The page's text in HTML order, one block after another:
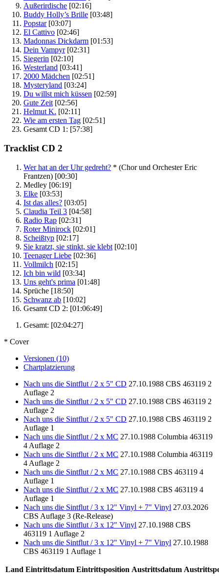
Außerirdische [02:16]
Buddy Holly’s Brille [03:48]
Popstar [03:07]
El Cattivo [02:46]
Madonnas Dickdarm [01:53]
Dein Vampyr [02:31]
Siegerin [02:10]
Westerland [03:41]
2000 Mädchen [02:51]
Mysteryland [03:24]
Du willst mich küssen [02:59]
Gute Zeit [02:56]
Helmut K. [02:11]
Wie am ersten Tag [02:51]
Gesamt CD 1: [57:38]
Tracklist CD 2
Wer hat an der Uhr gedreht? * (Chor und Orchester Eric
Frantzen) [00:30]
Medley [06:19]
Elke [03:53]
Ist das alles? [03:05]
Claudia Teil 3 [04:58]
Radio Rap [02:31]
Roter Minirock [02:01]
Scheißtyp [02:17]
Sie kratzt, sie stinkt, sie klebt [02:10]
Teenager Liebe [02:36]
Vollmilch [02:15]
Ich bin wild [03:34]
Uns geht's prima [01:48]
Sprüche [18:50]
Schwanz ab [10:02]
Gesamt CD 2: [01:06:49]
Gesamt: [02:04:27]
* Cover
Versionen (10)
Chartplatzierung
Nach uns die Sintflut / 2 x 5" CD 27.10.1988 CBS 463119 2
Auflage 2
Nach uns die Sintflut / 2 x 5" CD 27.10.1988 CBS 463119 2
Auflage 2
Nach uns die Sintflut / 2 x 5" CD 27.10.1988 CBS 463119 2
Auflage 1
Nach uns die Sintflut / 2 x MC 27.10.1988 Columbia 463119
4 Auflage 2
Nach uns die Sintflut / 2 x MC 27.10.1988 Columbia 463119
4 Auflage 2
Nach uns die Sintflut / 2 x MC 27.10.1988 CBS 463119 4
Auflage 1
Nach uns die Sintflut / 2 x MC 27.10.1988 CBS 463119 4
Auflage 1
Nach uns die Sintflut / 3 x 12" Vinyl + 7" Vinyl 27.03.2026
CBS Auflage 3 (Re-Release)
Nach uns die Sintflut / 3 x 12" Vinyl 27.10.1988 CBS
463119 1 Auflage 2
Nach uns die Sintflut / 3 x 12" Vinyl + 7" Vinyl 27.10.1988
CBS 463119 1 Auflage 1
Land Eintrittsdatum Eintrittsposition Austrittsdatum